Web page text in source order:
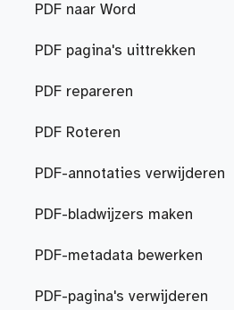
PDF naar Word
PDF pagina's uittrekken
PDF repareren
PDF Roteren
PDF-annotaties verwijderen
PDF-bladwijzers maken
PDF-metadata bewerken
PDF-pagina's verwijderen